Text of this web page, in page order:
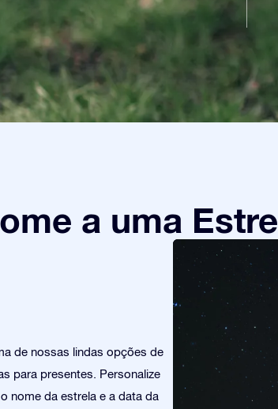
a uma
de nossas lindas opções de
para presentes. Personalize
nome da estrela e a data da